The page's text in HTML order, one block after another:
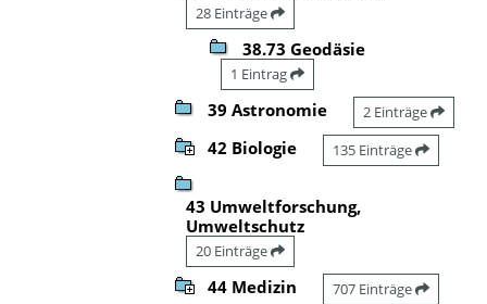
28 Einträge
38.73 Geodäsie
1 Eintrag
39 Astronomie 2 Einträge
42 Biologie 135 Einträge
43 Umweltforschung,
Umweltschutz
20 Einträge
44 Medizin 707 Einträge